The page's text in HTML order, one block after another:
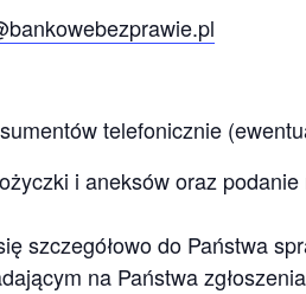
telefonicznie
i aneksów oraz
szczegółowo do Państwa
na Państwa